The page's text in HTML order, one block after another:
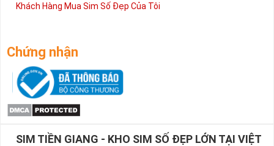
Khách Hàng Mua Sim Số Đẹp Của Tôi
Chứng nhận
SIM TIỀN GIANG - KHO SIM SỐ ĐẸP LỚN TẠI VIỆT